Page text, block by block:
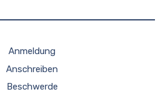
Anmeldung
Anschreiben
Beschwerde